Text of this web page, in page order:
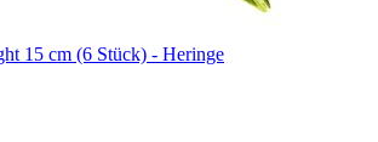
15 cm (6 Stück) - Heringe